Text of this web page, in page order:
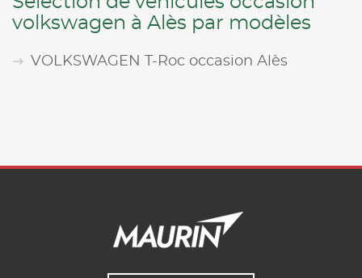
volkswagen à Alès par modèles
VOLKSWAGEN T-Roc occasion Alès